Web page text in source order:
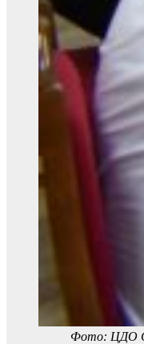
Фото: ЦДО